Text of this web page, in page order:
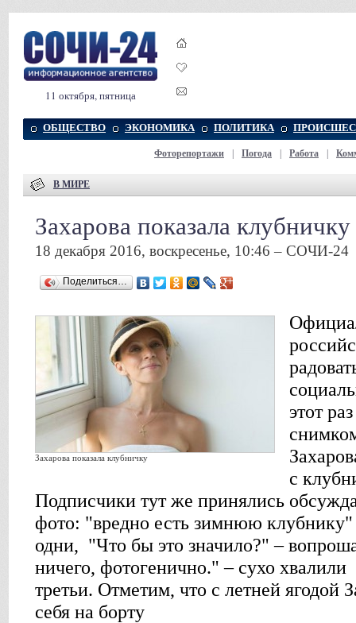
11 октября, пятница
ОБЩЕСТВО ЭКОНОМИКА ПОЛИТИКА
Фоторепортажи Погода Работа
В МИРЕ
Захарова показала клубничку
18 декабря 2016, воскресенье, 10:46 – СОЧИ-24
Поделиться…
Захарова показала клубничку
этот
с
Подписчики тут же принялись
фото: "вредно есть зимнюю клубнику"
одни, "Что бы это значило?" –
ничего, фотогенично." – сухо хвалили
третьи. Отметим, что с летней ягодой
себя на борту